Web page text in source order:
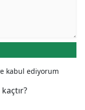
kabul ediyorum